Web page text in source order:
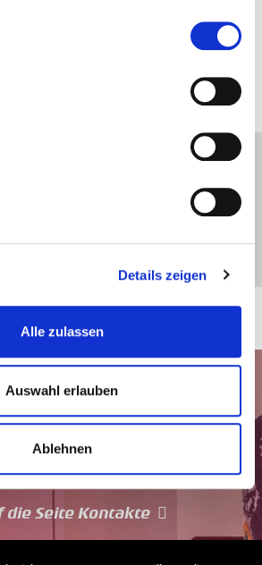
Details zeigen
Alle zulassen
Auswahl erlauben
Ablehnen
Illustrationszwecken eingefügt
die Seite Kontakte